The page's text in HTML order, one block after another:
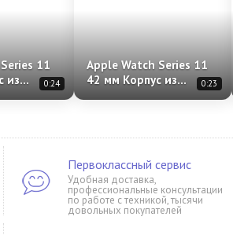
11
из
Gray»
0:24
Apple Watch Series 11
42 мм Корпус из
алюминия «Jet Black»
0:23
Первоклассный сервис
Удобная доставка,
профессиональные консультации
по работе с техникой, тысячи
довольных покупателей